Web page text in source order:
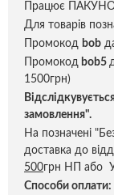
Працює
Для товарів
Промокод bob
Промокод bob5
1500грн)
замовлення".
На позначені
доставка до
500грн НП або
Способи оплати: